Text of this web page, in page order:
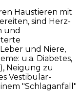
Haustieren mit
sind Herz-
und
und Niere,
u.a. Diabetes,
Neigung zu
Vestibular-
"Schlaganfall"